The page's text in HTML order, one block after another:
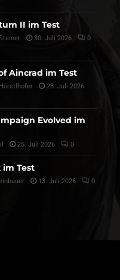
II im Test
30. Juli 2026 0
Aincrad im Test
28. Juli 2026
Evolved im
25. Juli 2026 0
im Test
13. Juli 2026 0